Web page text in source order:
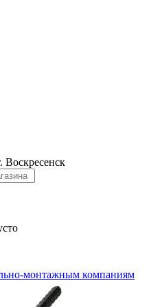
монтажным компаниям